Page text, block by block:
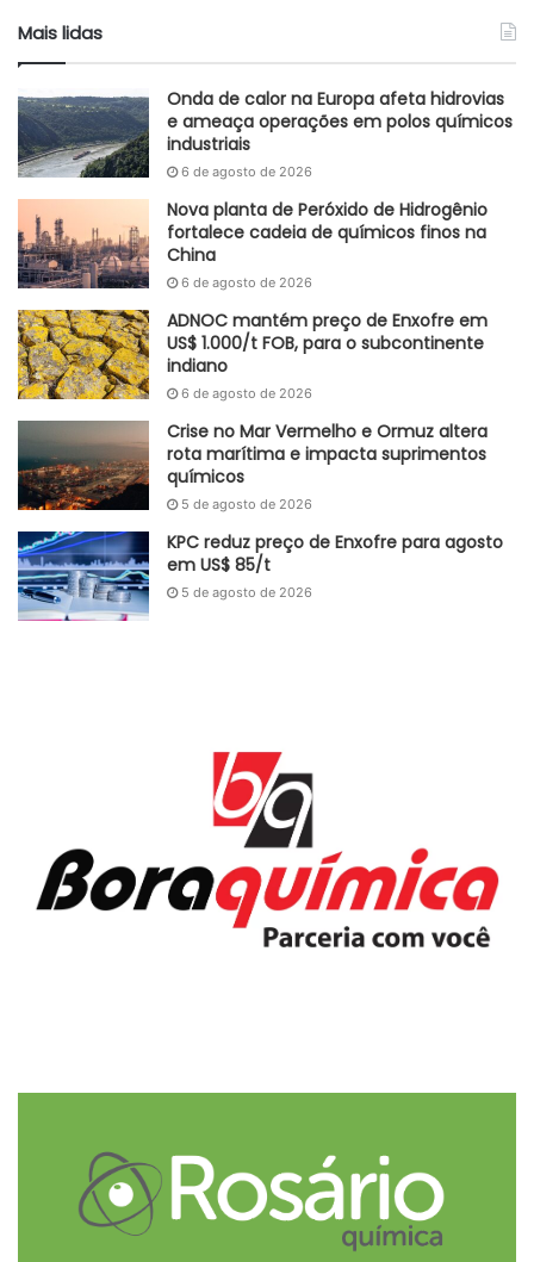
Mais lidas
Onda de calor na Europa afeta hidrovias
e ameaça operações em polos químicos
industriais
6 de agosto de 2026
Nova planta de Peróxido de Hidrogênio
fortalece cadeia de químicos finos na
China
6 de agosto de 2026
ADNOC mantém preço de Enxofre em
US$ 1.000/t FOB, para o subcontinente
indiano
6 de agosto de 2026
Crise no Mar Vermelho e Ormuz altera
rota marítima e impacta suprimentos
químicos
5 de agosto de 2026
KPC reduz preço de Enxofre para agosto
em US$ 85/t
5 de agosto de 2026